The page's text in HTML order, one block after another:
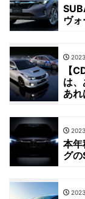
ヴ
【
は
あ
本年
グ